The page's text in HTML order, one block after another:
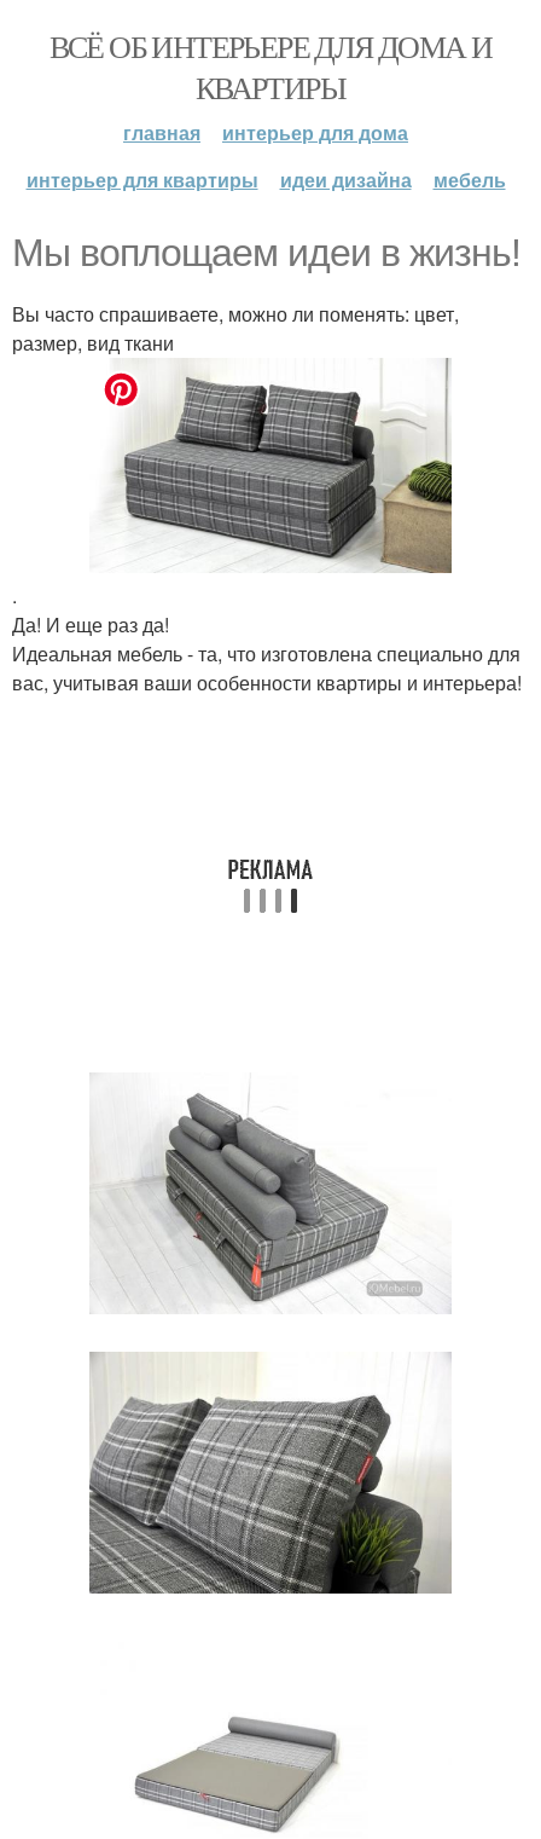
ВСЁ ОБ ИНТЕРЬЕРЕ ДЛЯ ДОМА И
КВАРТИРЫ
главная
интерьер для дома
интерьер для квартиры
идеи дизайна мебель
Мы воплощаем идеи в жизнь!
Вы часто спрашиваете, можно ли поменять: цвет,
размер, вид ткани
.
Да! И еще раз да!
Идеальная мебель - та, что изготовлена специально для
вас, учитывая ваши особенности квартиры и интерьера!